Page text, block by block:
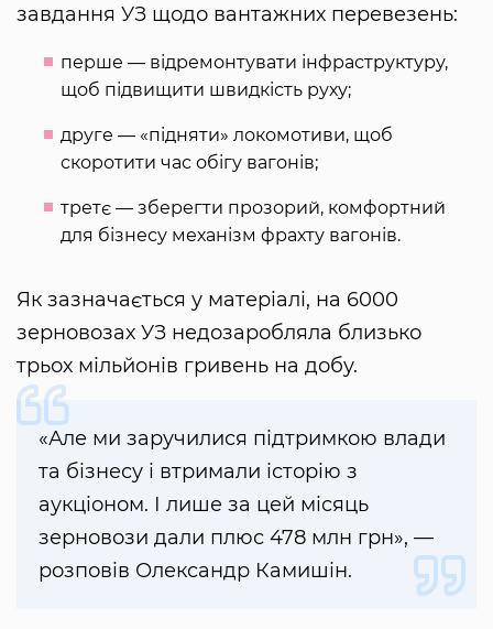
завдання УЗ щодо вантажних перевезень:
перше — відремонтувати інфраструктуру,
щоб підвищити швидкість руху;
друге — «підняти» локомотиви, щоб
скоротити час обігу вагонів;
третє — зберегти прозорий, комфортний
для бізнесу механізм фрахту вагонів.
Як зазначається у матеріалі, на 6000
зерновозах УЗ недозаробляла близько
трьох мільйонів гривень на добу.
«Але ми заручилися підтримкою влади
та бізнесу і втримали історію з
аукціоном. І лише за цей місяць
зерновози дали плюс 478 млн грн», —
розповів Олександр Камишін.